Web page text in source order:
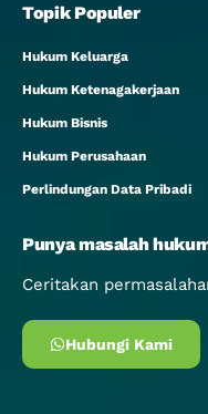
Topik Populer
Hukum Keluarga
Hukum Ketenagakerjaan
Hukum Bisnis
Hukum Perusahaan
Perlindungan Data Pribadi
Punya masalah
Ceritakan
Hubungi Kami